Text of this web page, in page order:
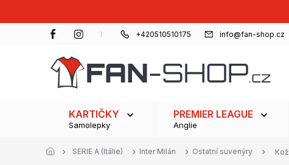
+420510510175 info@fan-shop.cz
KARTIČKY
Samolepky
PREMIER LEAGUE
Anglie
SERIE A (Itálie) Inter Milán Ostatní suvenýry